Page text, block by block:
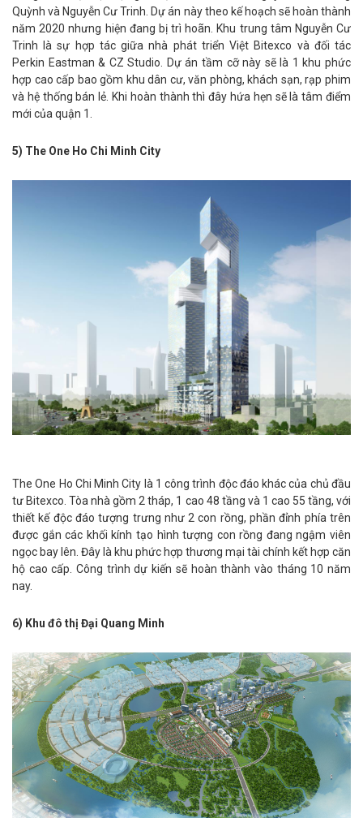
Quỳnh và Nguyễn Cư Trinh. Dự án này theo kế hoạch sẽ hoàn thành
năm 2020 nhưng hiện đang bị trì hoãn. Khu trung tâm Nguyễn Cư
Trinh là sự hợp tác giữa nhà phát triển Việt Bitexco và đối tác
Perkin Eastman & CZ Studio. Dự án tầm cỡ này sẽ là 1 khu phức
hợp cao cấp bao gồm khu dân cư, văn phòng, khách sạn, rạp phim
và hệ thống bán lẻ. Khi hoàn thành thì đây hứa hẹn sẽ là tâm điểm
mới của quận 1.
5) The One Ho Chi Minh City
The One Ho Chi Minh City là 1 công trình độc đáo khác của chủ đầu
tư Bitexco. Tòa nhà gồm 2 tháp, 1 cao 48 tầng và 1 cao 55 tầng, với
thiết kế độc đáo tượng trưng như 2 con rồng, phần đỉnh phía trên
được gắn các khối kính tạo hình tượng con rồng đang ngậm viên
ngọc bay lên. Đây là khu phức hợp thương mại tài chính kết hợp căn
hộ cao cấp. Công trình dự kiến sẽ hoàn thành vào tháng 10 năm
nay.
6) Khu đô thị Đại Quang Minh